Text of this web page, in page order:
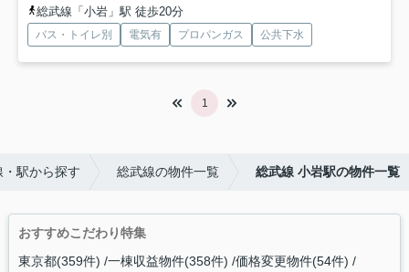
総武線「小岩」駅 徒歩20分
バス・トイレ別 電気有 プロパンガス 公共下水
1
・駅から探す 総武線の物件一覧 総武線 小岩駅の物件一覧
おすすめこだわり特集
東京都(359件) 一棟収益物件(358件) 価格変更物件(54件)